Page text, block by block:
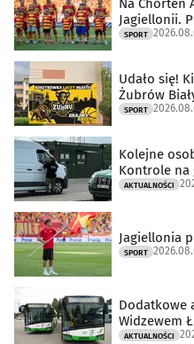
Na Chorten
Jagiellonii.
SPORT
Udało się!
Żubrów
SPORT
Kolejne
Kontrole na
AKTUALNOŚCI
Jagiellonia
SPORT
Dodatkowe
Widzewem
AKTUALNOŚCI